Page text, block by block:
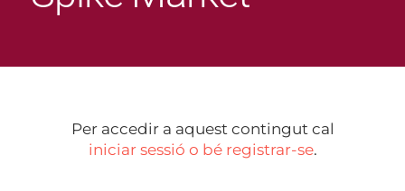
Per accedir a aquest contingut cal
iniciar sessió o bé registrar-se.